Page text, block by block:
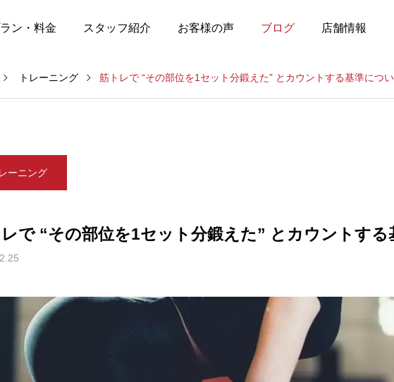
ン・料金 スタッフ紹介 お客様の声 ブログ 店舗情報
トレーニング 筋トレで “その部位を1セット分鍛えた” とカウントする基準につ
ーニング
で “その部位を1セット分鍛えた” とカウントする